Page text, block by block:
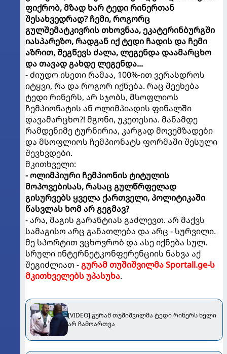
ფიქრობ, მზად ხარ ტედი რინერთან
შესახვედრად? ჩემი, როგორც
გულშემატკივრის თხოვნაა, ეკატერინბურგში
იასპარეზო, რადგან იქ ტედი ჩადის და ჩემი
აზრით, შეგწევს ძალა, ლეგენდა დაამარცხო
და თავად გახდე ლეგენდა...
- ძიუდო ისეთი რამაა, 100%-ით ვერასდროს
იტყვი, რა და როგორ იქნება. რაც შეეხება
ტედი რინერს, არ სჯობს, მსოფლიოს
ჩემპიონატის ან ოლიმპიადის ფინალში
დავამარცხო?! მგონი, უკეთესია. მანამდე
რამდენიმე ტურნირია, კარგად მოვემზადები
და მსოფლიოს ჩემპიონატს ფორმაში შესული
შევხვდები.
მკითხველი:
- ოლიმპიური ჩემპიონის ტიტულის
მოპოვებისას, რასაც გულწრფელად
გისურვებს ყველა ქართველი, პოლიტიკაში
წასვლას ხომ არ გეგმავ?
- არა, მაგის გარანტიას გაძლევთ. არ მაქვს
სამაგისო არც განათლება და არც - სურვილი.
მე სპორტით ვცხოვრობ და ასე იქნება სულ.
სრული ინტერნეტკონფერენციის ნახვა აქ
შეგიძლიათ -გურამ თუშიშვილმა Sportall.ge-ს
მკითხველებს უპასუხა.
[VIDEO] გურამ თუშიშვილმა ტედი რინერს ხელი
არ ჩამოართვა